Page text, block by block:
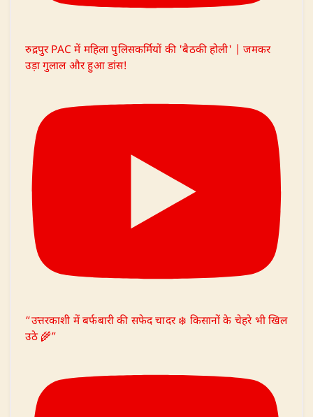
रुद्रपुर PAC में महिला पुलिसकर्मियों की 'बैठकी होली' | जमकर
उड़ा गुलाल और हुआ डांस!
“उत्तरकाशी में बर्फबारी की सफेद चादर ❄️ किसानों के चेहरे भी खिल
उठे 🌾”